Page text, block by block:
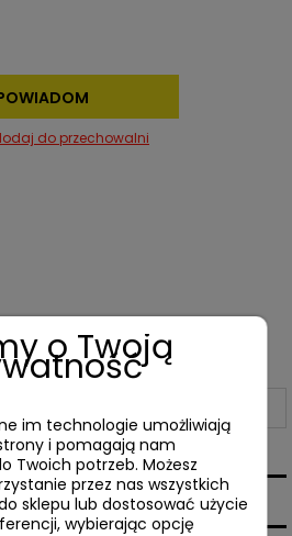
do przechowalni
o Twoją
im technologie umożliwiają
i pomagają nam
Twoich potrzeb. Możesz
przez nas wszystkich
sklepu lub dostosować użycie
wybierając opcję